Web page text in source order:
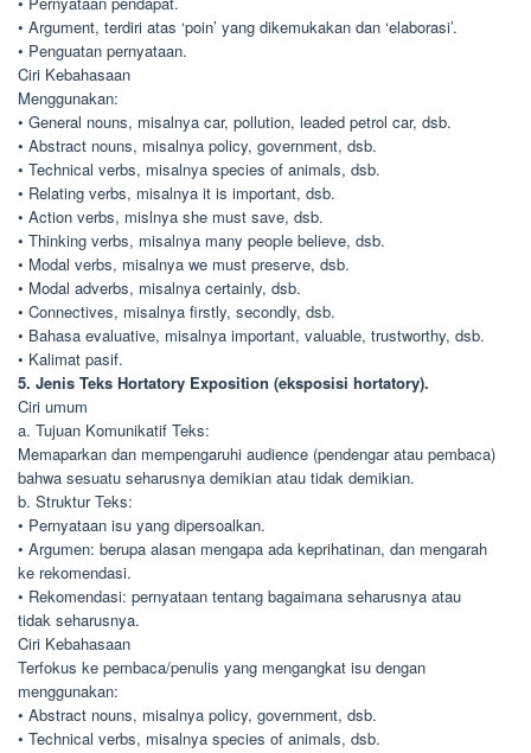
• Argument, terdiri atas ‘poin’ yang dikemukakan dan ‘elaborasi’.
• Penguatan pernyataan.
Ciri Kebahasaan
Menggunakan:
• General nouns, misalnya car, pollution, leaded petrol car, dsb.
• Abstract nouns, misalnya policy, government, dsb.
• Technical verbs, misalnya species of animals, dsb.
• Relating verbs, misalnya it is important, dsb.
• Action verbs, mislnya she must save, dsb.
• Thinking verbs, misalnya many people believe, dsb.
• Modal verbs, misalnya we must preserve, dsb.
• Modal adverbs, misalnya certainly, dsb.
• Connectives, misalnya firstly, secondly, dsb.
• Bahasa evaluative, misalnya important, valuable, trustworthy, dsb.
• Kalimat pasif.
5. Jenis Teks Hortatory Exposition (eksposisi hortatory).
Ciri umum
a. Tujuan Komunikatif Teks:
Memaparkan dan mempengaruhi audience (pendengar atau pembaca)
bahwa sesuatu seharusnya demikian atau tidak demikian.
b. Struktur Teks:
• Pernyataan isu yang dipersoalkan.
• Argumen: berupa alasan mengapa ada keprihatinan, dan mengarah
ke rekomendasi.
• Rekomendasi: pernyataan tentang bagaimana seharusnya atau
tidak seharusnya.
Ciri Kebahasaan
Terfokus ke pembaca/penulis yang mengangkat isu dengan
menggunakan:
• Abstract nouns, misalnya policy, government, dsb.
• Technical verbs, misalnya species of animals, dsb.